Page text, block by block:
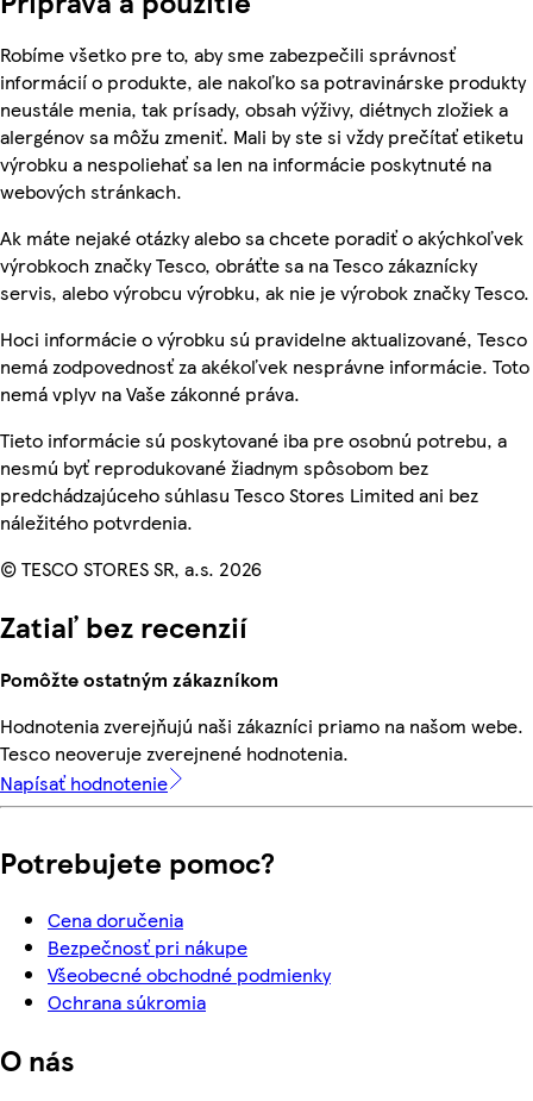
Robíme všetko pre to, aby sme zabezpečili správnosť
informácií o produkte, ale nakoľko sa potravinárske produkty
neustále menia, tak prísady, obsah výživy, diétnych zložiek a
alergénov sa môžu zmeniť. Mali by ste si vždy prečítať etiketu
výrobku a nespoliehať sa len na informácie poskytnuté na
webových stránkach.
Ak máte nejaké otázky alebo sa chcete poradiť o akýchkoľvek
výrobkoch značky Tesco, obráťte sa na Tesco zákaznícky
servis, alebo výrobcu výrobku, ak nie je výrobok značky Tesco.
Hoci informácie o výrobku sú pravidelne aktualizované, Tesco
nemá zodpovednosť za akékoľvek nesprávne informácie. Toto
nemá vplyv na Vaše zákonné práva.
Tieto informácie sú poskytované iba pre osobnú potrebu, a
nesmú byť reprodukované žiadnym spôsobom bez
predchádzajúceho súhlasu Tesco Stores Limited ani bez
náležitého potvrdenia.
© TESCO STORES SR, a.s. 2026
Zatiaľ bez recenzií
Pomôžte ostatným zákazníkom
Hodnotenia zverejňujú naši zákazníci priamo na našom webe.
Tesco neoveruje zverejnené hodnotenia.
Napísať hodnotenie
Potrebujete pomoc?
Cena doručenia
Bezpečnosť pri nákupe
Všeobecné obchodné podmienky
Ochrana súkromia
O nás